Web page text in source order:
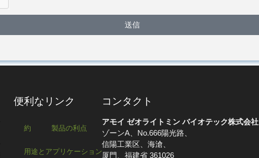
送信
便利なリンク
約 製品の利点
用途とアプリケーション
コンタクト
アモイ ゼオライトミン バイオテック株式会社
ゾーンA、No.666陽光路、
信陽工業区、海滄、
厦門、福建省 361026